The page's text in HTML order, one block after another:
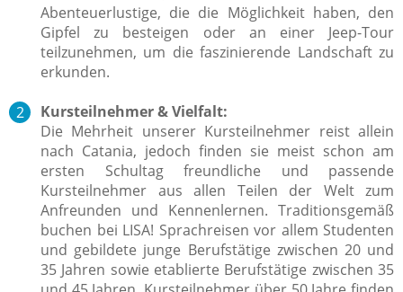
Abenteuerlustige, die die Möglichkeit haben, den
Gipfel zu besteigen oder an einer Jeep-Tour
teilzunehmen, um die faszinierende Landschaft zu
erkunden.
Kursteilnehmer & Vielfalt:
Die Mehrheit unserer Kursteilnehmer reist allein
nach Catania, jedoch finden sie meist schon am
ersten Schultag freundliche und passende
Kursteilnehmer aus allen Teilen der Welt zum
Anfreunden und Kennenlernen. Traditionsgemäß
buchen bei LISA! Sprachreisen vor allem Studenten
und gebildete junge Berufstätige zwischen 20 und
35 Jahren sowie etablierte Berufstätige zwischen 35